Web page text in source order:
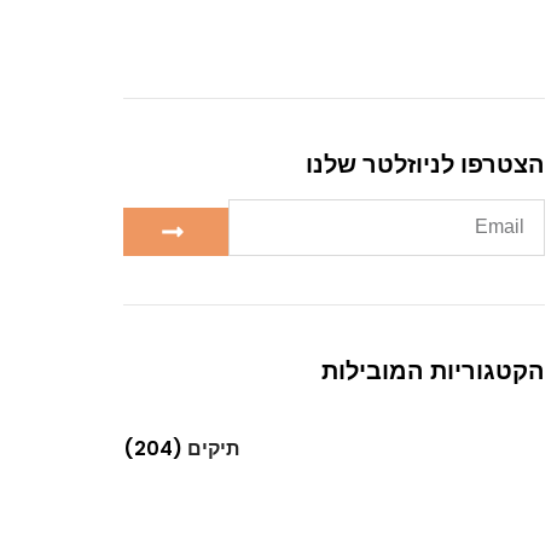
הצטרפו לניוזלטר שלנו
הקטגוריות המובילות
תיקים (204)